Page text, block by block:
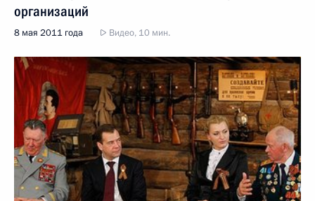
организаций
8 мая 2011 года Видео, 10 мин.